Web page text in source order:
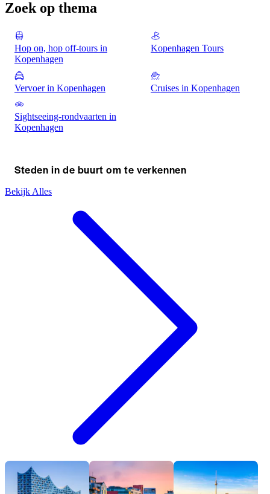
bewonderen. Bewonder
tentoonstellingsstukken zoals Egyptische
en prachtig bewaard gebleven 18e-eeuwse
Deense interieurs.
bezoek aan de
Zoek op thema
Hop on, hop off-tours in
Kopenhagen
Kopenhagen Tours
Vervoer in Kopenhagen Cruises in Kopenhagen
Sightseeing-rondvaarten in
Kopenhagen
Steden in de buurt om te verkennen
Bekijk Alles